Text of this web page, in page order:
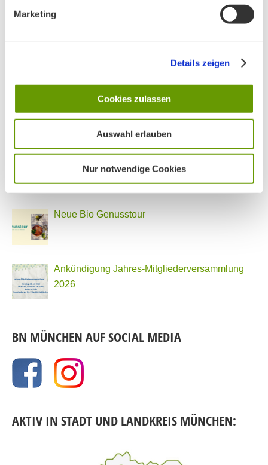
Marketing
Details zeigen
Cookies zulassen
Auswahl erlauben
Nur notwendige Cookies
AKTUELLES
Unser Vorstand wurde neu gewählt
Neue Bio Genusstour
Ankündigung Jahres-Mitgliederversammlung
2026
BN MÜNCHEN AUF SOCIAL MEDIA
AKTIV IN STADT UND LANDKREIS MÜNCHEN: